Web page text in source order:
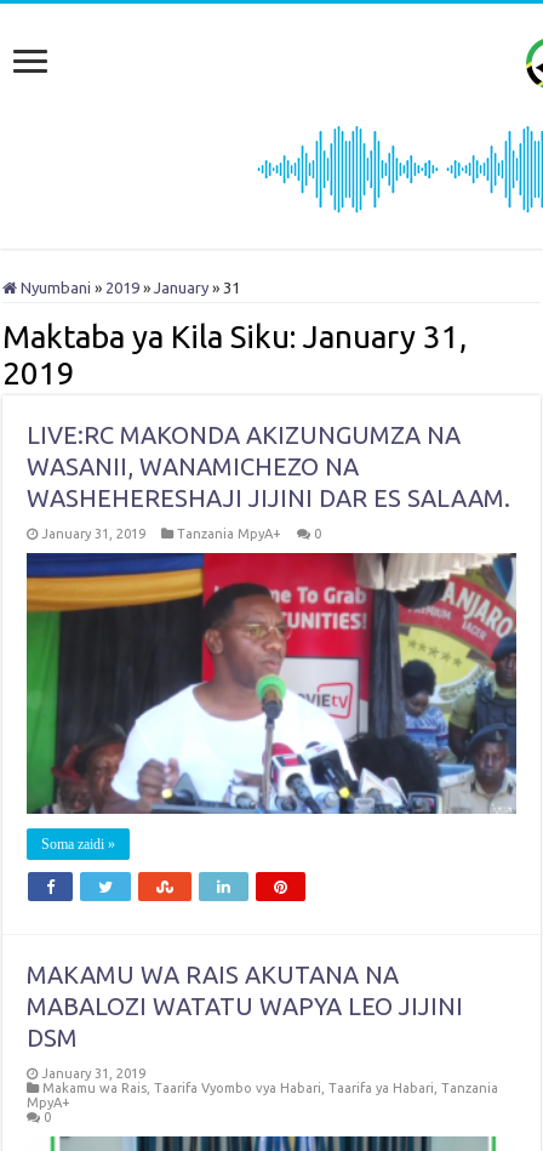
Nyumbani » 2019 » January » 31
Maktaba ya Kila Siku:January 31,
2019
LIVE:RC MAKONDA AKIZUNGUMZA NA
WASANII, WANAMICHEZO NA
WASHEHERESHAJI JIJINI DAR ES SALAAM.
January 31, 2019 Tanzania MpyA+ 0
Soma zaidi »
MAKAMU WA RAIS AKUTANA NA
MABALOZI WATATU WAPYA LEO JIJINI
DSM
January 31, 2019
Makamu wa Rais ,Taarifa Vyombo vya Habari ,Taarifa ya Habari ,Tanzania
MpyA+
0